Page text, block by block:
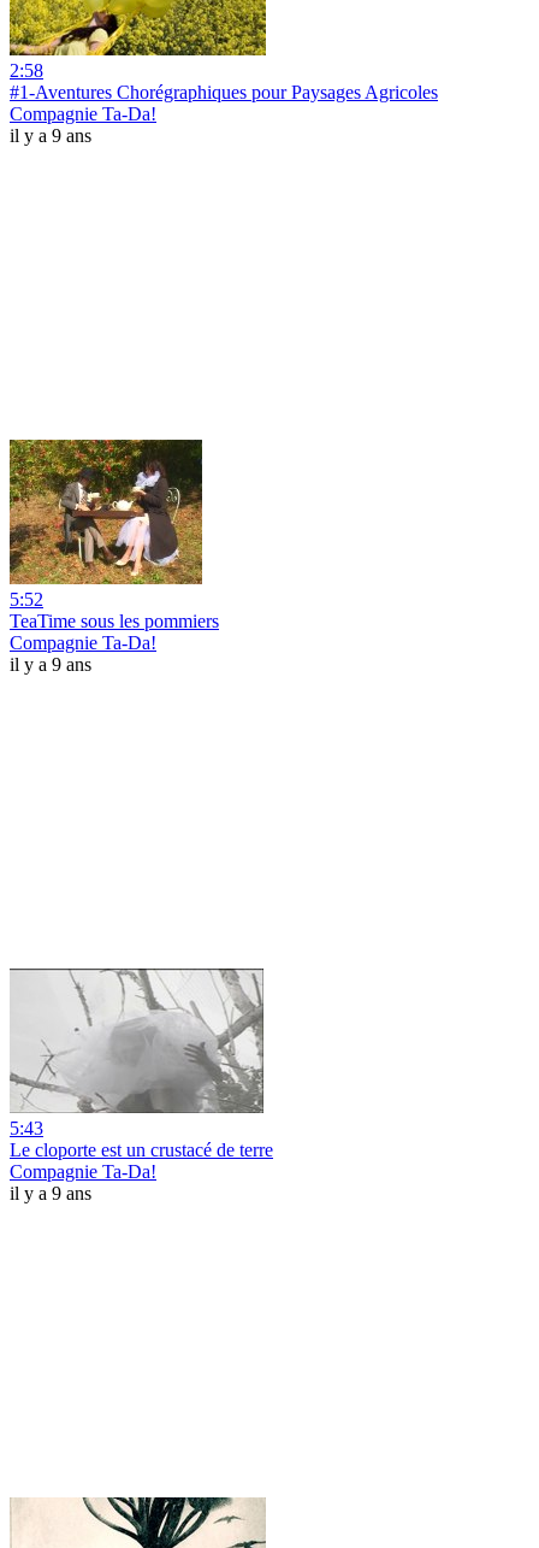
2:58
#1-Aventures Chorégraphiques pour Paysages Agricoles
Compagnie Ta-Da!
il y a 9 ans
5:52
TeaTime sous les pommiers
Compagnie Ta-Da!
il y a 9 ans
5:43
Le cloporte est un crustacé de terre
Compagnie Ta-Da!
il y a 9 ans